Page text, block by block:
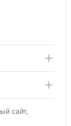
сайт,